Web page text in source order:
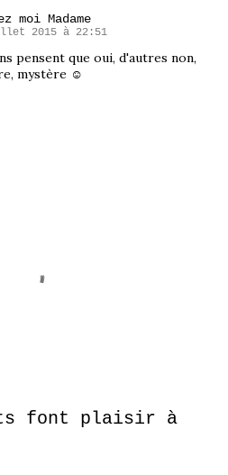
moi Madame
2015 à 22:51
pensent que oui, d'autres non,
mystère ☺
font plaisir à